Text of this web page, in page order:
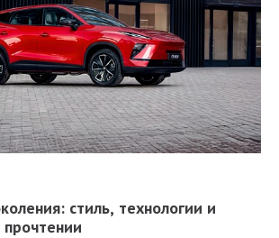
стиль, технологии и